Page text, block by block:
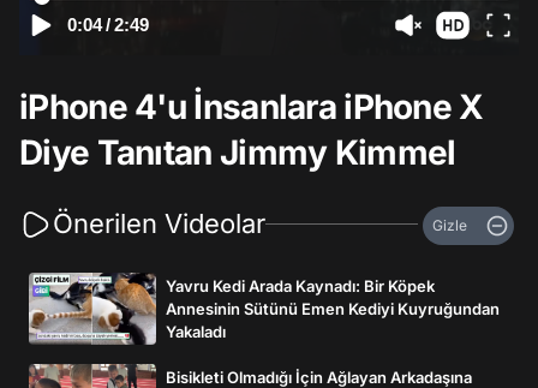
0:04/2:49
iPhone 4'u İnsanlara iPhone X
Diye Tanıtan Jimmy Kimmel
Önerilen Videolar Gizle
Yavru Kedi Arada Kaynadı: Bir Köpek
Annesinin Sütünü Emen Kediyi Kuyruğundan
Yakaladı
Bisikleti Olmadığı İçin Ağlayan Arkadaşına